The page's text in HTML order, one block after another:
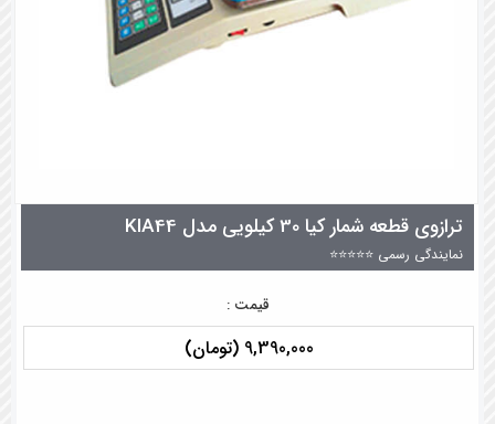
ترازوی قطعه شمار کیا 30 کیلویی مدل KIA44
نمایندگی رسمی ⭐⭐⭐⭐⭐
قیمت :
9,390,000 (تومان)